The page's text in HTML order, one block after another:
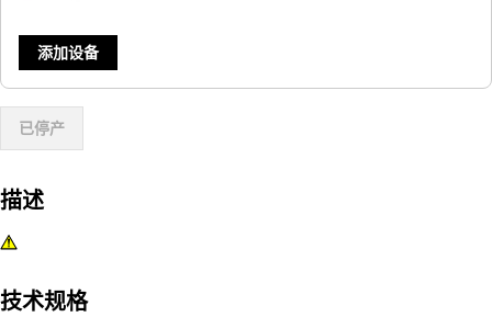
添加设备
已停产
描述
技术规格